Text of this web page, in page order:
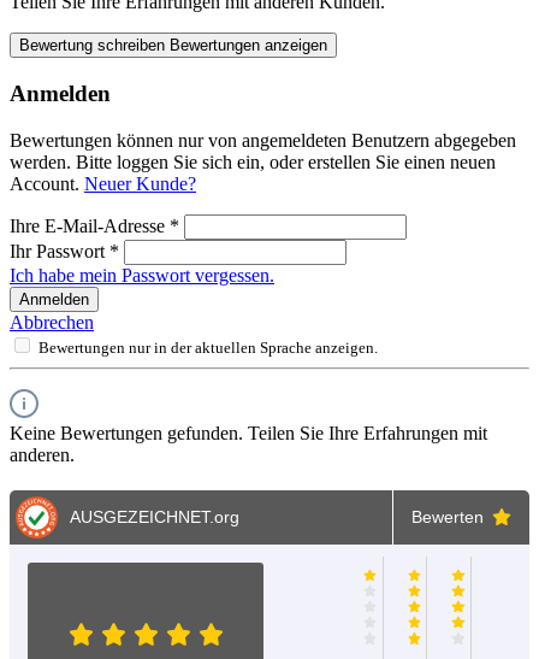
Bewertung schreiben Bewertungen anzeigen
Anmelden
Bewertungen können nur von angemeldeten Benutzern abgegeben
werden. Bitte loggen Sie sich ein, oder erstellen Sie einen neuen
Account. Neuer Kunde?
Ihre E-Mail-Adresse *
Ihr Passwort *
Ich habe mein Passwort vergessen.
Anmelden
Abbrechen
Bewertungen nur in der aktuellen Sprache anzeigen.
Keine Bewertungen gefunden. Teilen Sie Ihre Erfahrungen mit
anderen.
AUSGEZEICHNET.org Bewerten
C.Müller
20.06.2026
Martin
Solms
04.05.2026